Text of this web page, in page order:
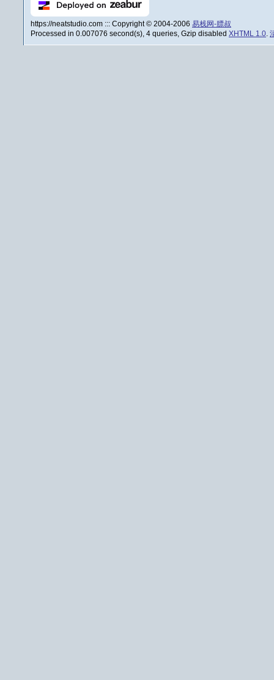
https://neatstudio.com ::: Copyright © 2004-2006 易栈网-膘叔
Processed in 0.007076 second(s), 4 queries, Gzip disabled XHTML 1.0.